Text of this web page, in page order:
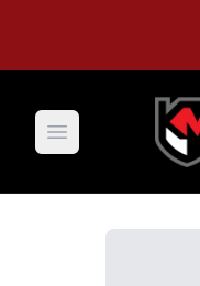
Open main menu